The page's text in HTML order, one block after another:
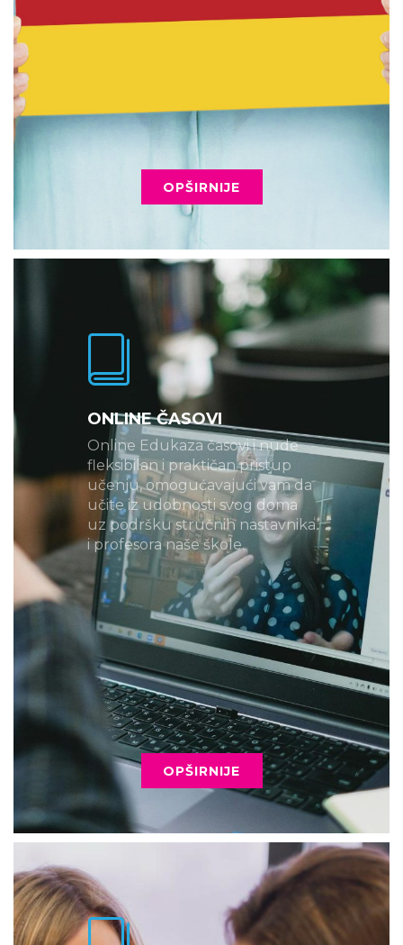
OPŠIRNIJE
ONLINE ČASOVI
Online Edukaza časovi i nude
fleksibilan i praktičan pristup
učenju, omogućavajući vam da
učite iz udobnosti svog doma
uz podršku stručnih nastavnika
i profesora naše škole.
OPŠIRNIJE